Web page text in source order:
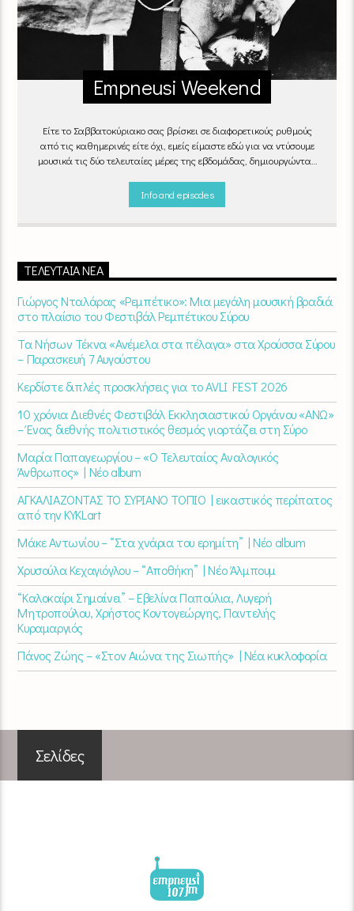
Empneusi Weekend
Είτε το Σαββατοκύριακο σας βρίσκει σε διαφορετικούς ρυθμούς
από τις καθημερινές είτε όχι, εμείς είμαστε εδώ για να ντύσουμε
μουσικά τις δύο τελευταίες μέρες της εβδομάδας, δημιουργώντας
Info and episodes
ΤΕΛΕΥΤΑΊΑ ΝΈΑ
Γιώργος Νταλάρας «Ρεμπέτικο»: Μια μεγάλη μουσική βραδιά
στο πλαίσιο του Φεστιβάλ Ρεμπέτικου Σύρου
Τα Νήσων Τέκνα «Ανέμελα στα πέλαγα» στα Χρούσσα Σύρου
– Παρασκευή 7 Αυγούστου
Κερδίστε διπλές προσκλήσεις για το AVLI FEST 2026
10 χρόνια Διεθνές Φεστιβάλ Εκκλησιαστικού Οργάνου «ΑΝΩ»
– Ένας διεθνής πολιτιστικός θεσμός γιορτάζει στη Σύρο​
Μαρία Παπαγεωργίου – «Ο Τελευταίος Αναλογικός
Άνθρωπος» | Νέο album
ΑΓΚΑΛΙΑΖΟΝΤΑΣ ΤΟ ΣΥΡΙΑΝΟ ΤΟΠΙΟ | εικαστικός περίπατος
από την KYKLart
Μάκε Αντωνίου – “Στα χνάρια του ερημίτη” | Νέο album
Χρυσούλα Κεχαγιόγλου – “Αποθήκη” | Νέο Άλμπουμ
“Καλοκαίρι Σημαίνει” – Εβελίνα Παπούλια, Λυγερή
Μητροπούλου, Χρήστος Κοντογεώργης, Παντελής
Κυραμαργιός
Πάνος Ζώης – «Στον Αιώνα της Σιωπής» | Νέα κυκλοφορία
Σελίδες